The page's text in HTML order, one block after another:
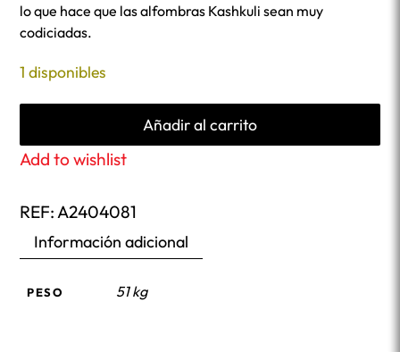
lo que hace que las alfombras Kashkuli sean muy
codiciadas.
1 disponibles
Añadir al carrito
Add to wishlist
REF: A2404081
Información adicional
PESO 51 kg